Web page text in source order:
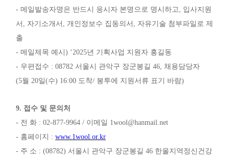
- 메일발송자명은 반드시 응시자 본명으로 명시하고, 입사지원
서 , 자기소개서 , 개인정보수 집동의서 , 자유기술 첨부파일로 제
출
- 메일제목 예시 ) ‘2025년 기획사업 지원자 홍길동
- 우편접수 : 08782 서울시 관악구 장군봉길 46, 채용담당자
(5월 20일(수) 16:00 도착/ 봉투에 지원서류 표기 바람)
9. 접수 및 문의처
- 전 화 : 02-877-9964 / 이메일 1wool@hanmail.net
- 홈페이지 : www.1wool.or.kr
- 주 소 : (08782) 서울시 관악구 장군봉길 46 한울지역정신건강